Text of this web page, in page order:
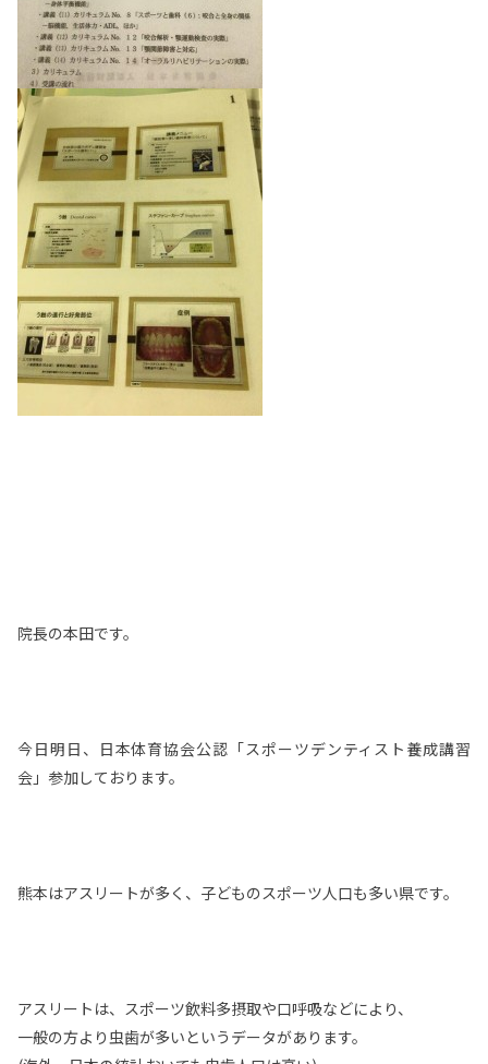
院長の本田です。
今日明日、日本体育協会公認「スポーツデンティスト養成講習
会」参加しております。
熊本はアスリートが多く、子どものスポーツ人口も多い県です。
アスリートは、スポーツ飲料多摂取や口呼吸などにより、
一般の方より虫歯が多いというデータがあります。